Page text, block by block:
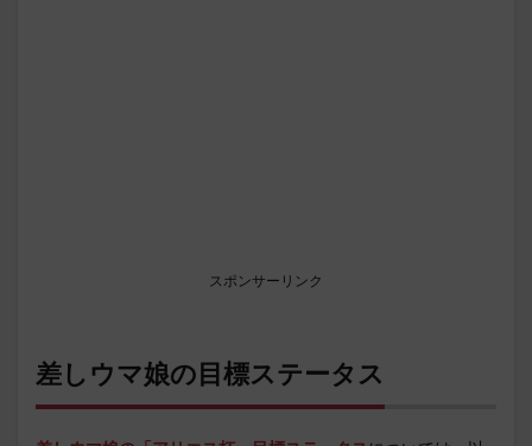
スポンサーリンク
差しウマ娘の目標ステータス